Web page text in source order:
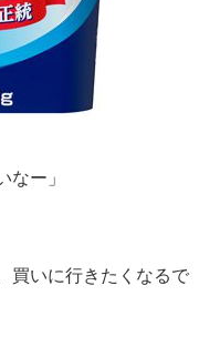
なー」
買いに行きたくなるで